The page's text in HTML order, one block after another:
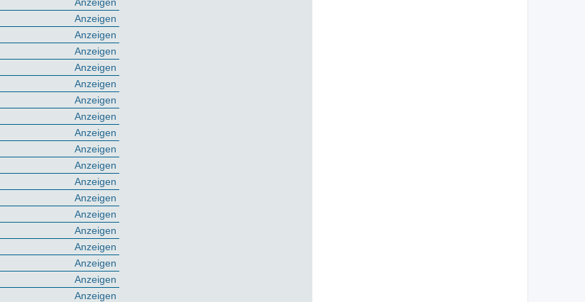
Anzeigen
Anzeigen
Anzeigen
Anzeigen
Anzeigen
Anzeigen
Anzeigen
Anzeigen
Anzeigen
Anzeigen
Anzeigen
Anzeigen
Anzeigen
Anzeigen
Anzeigen
Anzeigen
Anzeigen
Anzeigen